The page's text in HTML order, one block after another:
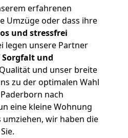
erfahrenen
Umzüge oder dass ihre
und stressfrei
legen unsere Partner
Sorgfalt und
und unser breite
zu der optimalen Wahl
nach
eine kleine Wohnung
wir haben die